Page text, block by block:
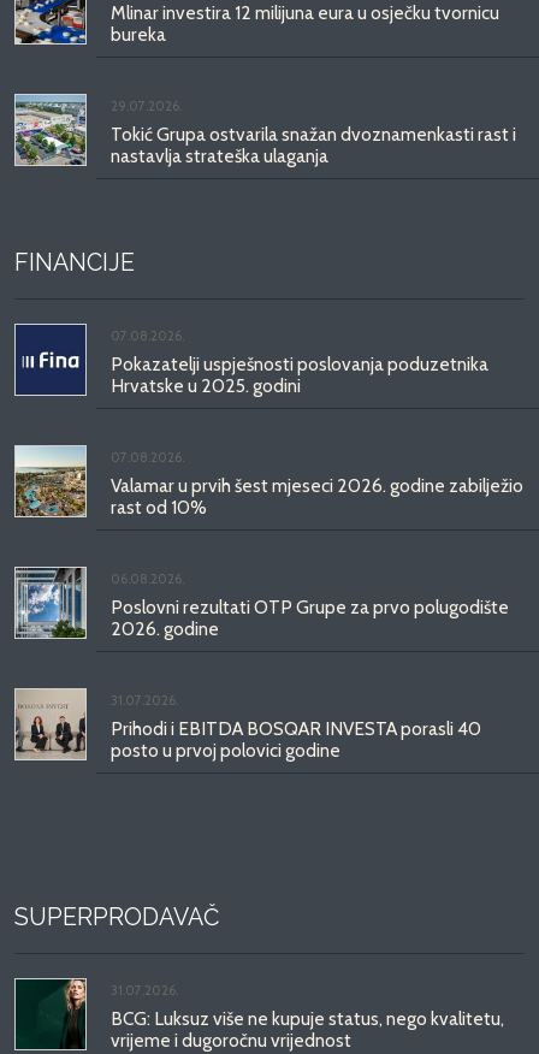
Mlinar investira 12 milijuna eura u osječku tvornicu
bureka
29.07.2026.
Tokić Grupa ostvarila snažan dvoznamenkasti rast i
nastavlja strateška ulaganja
FINANCIJE
07.08.2026.
Pokazatelji uspješnosti poslovanja poduzetnika
Hrvatske u 2025. godini
07.08.2026.
Valamar u prvih šest mjeseci 2026. godine zabilježio
rast od 10%
06.08.2026.
Poslovni rezultati OTP Grupe za prvo polugodište
2026. godine
31.07.2026.
Prihodi i EBITDA BOSQAR INVESTA porasli 40
posto u prvoj polovici godine
SUPERPRODAVAČ
31.07.2026.
BCG: Luksuz više ne kupuje status, nego kvalitetu,
vrijeme i dugoročnu vrijednost